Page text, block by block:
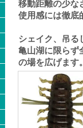
移動距離の少な
使用感には徹底
シェイク、吊る
亀山湖に限らず
の場を広げます